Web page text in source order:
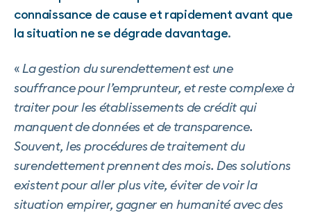
connaissance de cause et rapidement avant que
la situation ne se dégrade davantage.
«La gestion du surendettement est une
souffrance pour l’emprunteur, et reste complexe à
traiter pour les établissements de crédit qui
manquent de données et de transparence.
Souvent, les procédures de traitement du
surendettement prennent des mois. Des solutions
existent pour aller plus vite, éviter de voir la
situation empirer, gagner en humanité avec des